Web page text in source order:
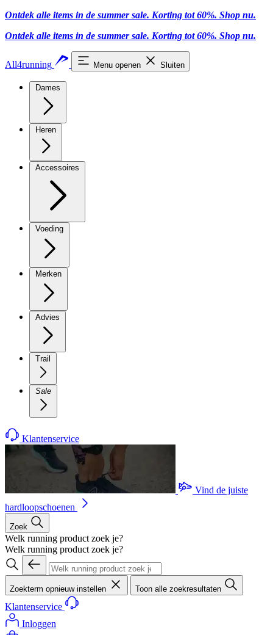
Ontdek alle items in de summer sale. Korting tot 60%. Shop nu.
Ontdek alle items in de summer sale. Korting tot 60%. Shop nu.
All4running Menu openen Sluiten
Dames
Heren
Accessoires
Voeding
Merken
Advies
Trail
Sale
Klantenservice
Vind de juiste
hardloopschoenen
Zoek
Welk running product zoek je?
Welk running product zoek je?
Zoekterm opnieuw instellen Toon alle zoekresultaten
Klantenservice
Inloggen